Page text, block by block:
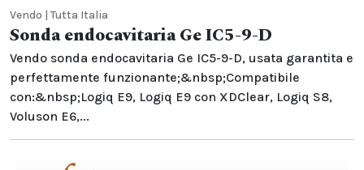
Vendo | Tutta Italia
Sonda endocavitaria Ge IC5-9-D
Vendo sonda endocavitaria Ge IC5-9-D, usata garantita e
perfettamente funzionante;&nbsp;Compatibile
con:&nbsp;Logiq E9, Logiq E9 con XDClear, Logiq S8,
Voluson E6,...